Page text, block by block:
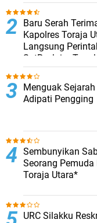
Baru Serah
Kapolres Toraja
Langsung
SatReskrim
Seksual Anak Di
Menguak
Adipati Pengging
Sembunyikan
Seorang
Toraja Utara*
URC Silakku